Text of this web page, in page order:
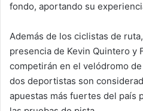
fondo, aportando su
Además de los ciclistas de
presencia de Kevin Quintero y
competirán en el velódromo
dos deportistas son
apuestas más fuertes del país